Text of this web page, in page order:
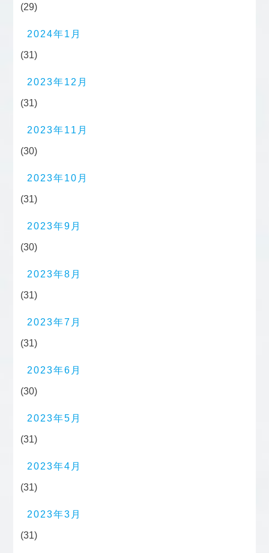
(29)
2024年1月
(31)
2023年12月
(31)
2023年11月
(30)
2023年10月
(31)
2023年9月
(30)
2023年8月
(31)
2023年7月
(31)
2023年6月
(30)
2023年5月
(31)
2023年4月
(31)
2023年3月
(31)